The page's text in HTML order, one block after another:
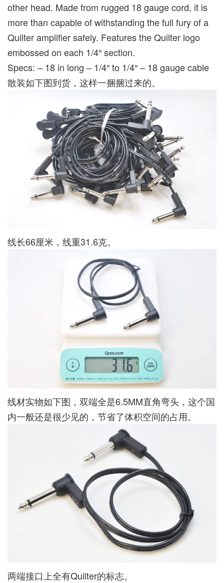
other head. Made from rugged 18 gauge cord, it is
more than capable of withstanding the full fury of a
Quilter amplifier safely. Features the Quilter logo
embossed on each 1/4″ section.
Specs: – 18 in long – 1/4″ to 1/4″ – 18 gauge cable
散装如下图到货，这样一捆捆过来的。
线长66厘米，线重31.6克。
线材实物如下图，双端全是6.5MM直角弯头，这个国
内一般还是很少见的，节省了体积空间的占用。
两端接口上全有Quilter的标志。